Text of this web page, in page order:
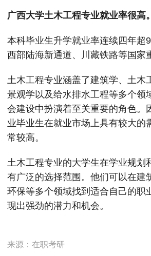
广西大学土木工程专业就业率很高。
本科毕业生升学就业率连续四年超
西部陆海新通道、川藏铁路等国家
土木工程专业涵盖了建筑学、土木
景观学以及给水排水工程等多个领
会建设中扮演着至关重要的角色。
业毕业生在就业市场上具有较大的
常较高。
土木工程专业的大学生在学业规划
有广泛的选择范围。他们可以在建
环保等多个领域找到适合自己的职
现出强劲的潜力和机会。
来源：在职考研